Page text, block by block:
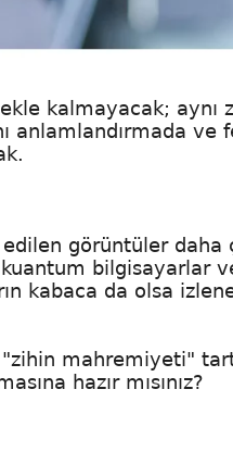
kalmayacak; aynı
anlamlandırmada ve
görüntüler daha
kuantum bilgisayarlar
kabaca da olsa
mahremiyeti"
hazır mısınız?